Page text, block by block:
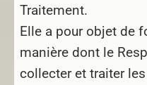
Traitement.
Elle a pour objet de
manière dont le
collecter et traiter